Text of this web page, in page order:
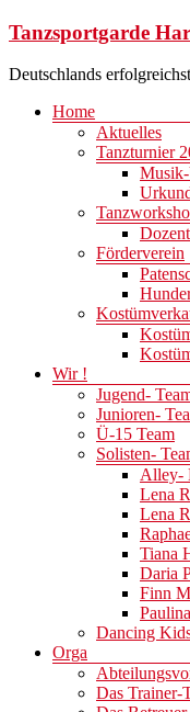
Zum
springen
Tanzsportgarde
Deutschlands
Menü
Home
Aktuelles
Tanzturnier
Förderverein
Wir !
Jugend-
Junioren-
Ü-15 Team
Solisten-
Alley-
Lena
Lena
Tiana
Daria
Finn
Dancing
Orga
Das Trainer-